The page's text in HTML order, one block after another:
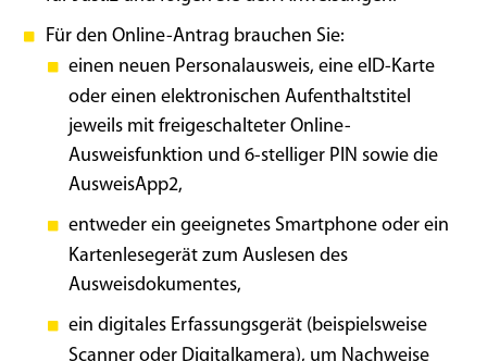
Für den Online-Antrag brauchen Sie:
einen neuen Personalausweis, eine eID-Karte
oder einen elektronischen Aufenthaltstitel
jeweils mit freigeschalteter Online-
Ausweisfunktion und 6-stelliger PIN sowie die
AusweisApp2,
entweder ein geeignetes Smartphone oder ein
Kartenlesegerät zum Auslesen des
Ausweisdokumentes,
ein digitales Erfassungsgerät (beispielsweise
Scanner oder Digitalkamera), um Nachweise